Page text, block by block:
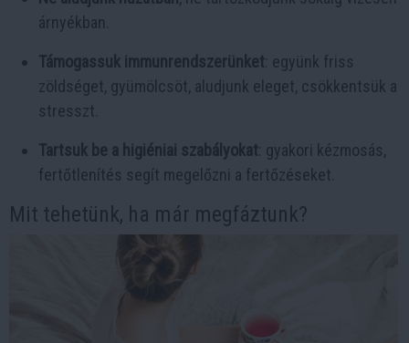
árnyékban.
Támogassuk immunrendszerünket : együnk friss
zöldséget, gyümölcsöt, aludjunk eleget, csökkentsük a
stresszt.
Tartsuk be a higiéniai szabályokat : gyakori kézmosás,
fertőtlenítés segít megelőzni a fertőzéseket.
Mit tehetünk, ha már megfáztunk?